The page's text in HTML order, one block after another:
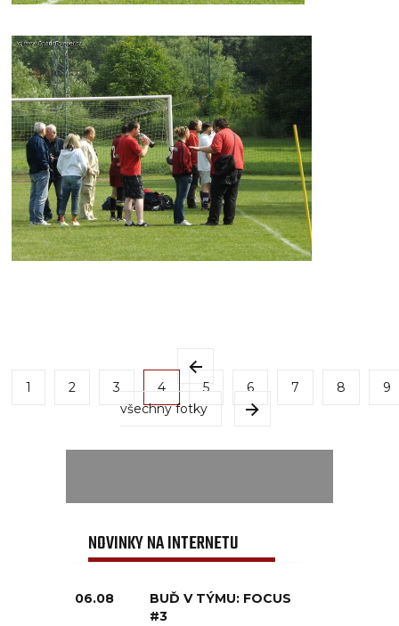
1 2 3 4 5 6 7 8
9
všechny fotky
NOVINKY NA INTERNETU
06.08
BUĎ V TÝMU: FOCUS
#3